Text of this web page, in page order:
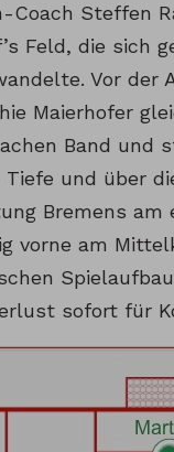
Coach Steffen
Feld, die sich
Vor
Maierhofer
Band
Tiefe und über
Bremens
vorne am
sofort für